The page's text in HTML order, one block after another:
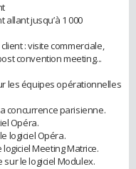
allant jusqu’à 1 000
: visite commerciale,
convention meeting...
les équipes opérationnelles
concurrence parisienne.
Opéra.
logiciel Opéra.
Meeting Matrice.
le logiciel Modulex.